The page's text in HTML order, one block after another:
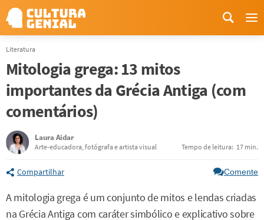
Literatura
Mitologia grega: 13 mitos
importantes da Grécia Antiga (com
comentários)
Laura Aidar
Arte-educadora, fotógrafa e artista visual Tempo de leitura: 17 min.
Compartilhar Comente
A mitologia grega é um conjunto de mitos e lendas criadas
na Grécia Antiga com caráter simbólico e explicativo sobre